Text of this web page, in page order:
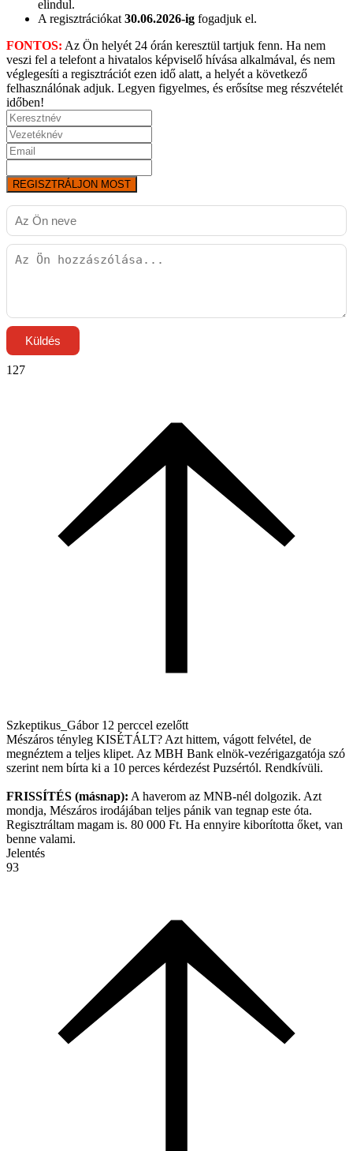
elindul.
A regisztrációkat 30.06.2026-ig fogadjuk el.
FONTOS: Az Ön helyét 24 órán keresztül tartjuk fenn. Ha nem
veszi fel a telefont a hivatalos képviselő hívása alkalmával, és nem
véglegesíti a regisztrációt ezen idő alatt, a helyét a következő
felhasználónak adjuk. Legyen figyelmes, és erősítse meg részvételét
időben!
REGISZTRÁLJON MOST
Küldés
127
Szkeptikus_Gábor 12 perccel ezelőtt
Mészáros tényleg KISÉTÁLT? Azt hittem, vágott felvétel, de
megnéztem a teljes klipet. Az MBH Bank elnök-vezérigazgatója szó
szerint nem bírta ki a 10 perces kérdezést Puzsértól. Rendkívüli.
FRISSÍTÉS (másnap): A haverom az MNB-nél dolgozik. Azt
mondja, Mészáros irodájában teljes pánik van tegnap este óta.
Regisztráltam magam is. 80 000 Ft. Ha ennyire kiborította őket, van
benne valami.
Jelentés
93